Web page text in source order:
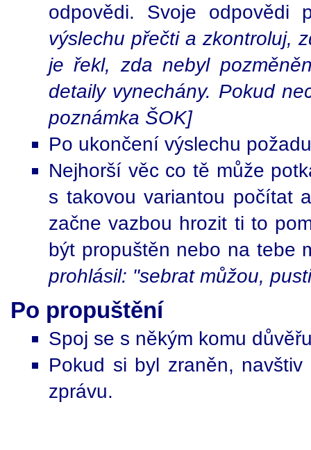
odpovědi. Svoje odpovědi
výslechu přečti a zkontroluj,
je řekl, zda nebyl
detaily vynechány. Pokud
poznámka ŠOK]
Po ukončení výslechu
Nejhorší věc co tě může
s takovou variantou počítat
začne vazbou hrozit ti to
být propuštěn nebo na tebe
prohlásil: "sebrat můžou,
Po propuštění
Spoj se s někým komu
Pokud si byl zraněn,
zprávu.